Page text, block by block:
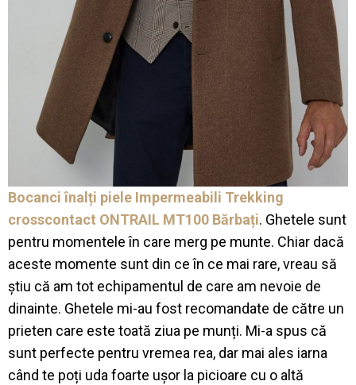
Bocanci înalți piele Impermeabili Trekking
crosscontact ONTRAIL MT100 Bărbați. Ghetele sunt
pentru momentele în care merg pe munte. Chiar dacă
aceste momente sunt din ce în ce mai rare, vreau să
știu că am tot echipamentul de care am nevoie de
dinainte. Ghetele mi-au fost recomandate de către un
prieten care este toată ziua pe munți. Mi-a spus că
sunt perfecte pentru vremea rea, dar mai ales iarna
când te poți uda foarte ușor la picioare cu o altă